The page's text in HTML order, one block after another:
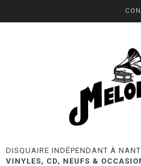
DISQUAIRE INDÉPENDANT À
VINYLES, CD, NEUFS &